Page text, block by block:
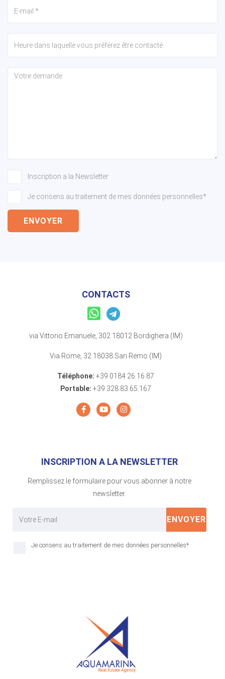
Inscription a la Newsletter
Je consens au traitement de mes données personnelles*
ENVOYER
CONTACTS
via Vittorio Emanuele, 302 18012 Bordighera (IM)
Via Rome, 32 18038 San Remo (IM)
Téléphone: +39 0184 26.16.87
Portable: +39 328 83.65.167
INSCRIPTION A LA NEWSLETTER
Remplissez le formulaire pour vous abonner à notre
newsletter.
ENVOYER
Je consens au traitement de mes données personnelles*